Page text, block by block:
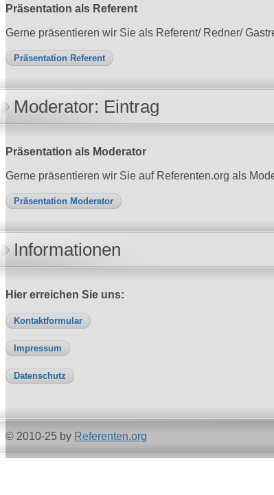
Präsentation als Referent
Gerne präsentieren wir Sie als Referent/ Redner/
Präsentation Referent
Moderator: Eintrag
Präsentation als Moderator
Gerne präsentieren wir Sie auf Referenten.org als
Präsentation Moderator
Informationen
Hier erreichen Sie uns:
Kontaktformular
Impressum
Datenschutz
© 2010-25 by Referenten.org